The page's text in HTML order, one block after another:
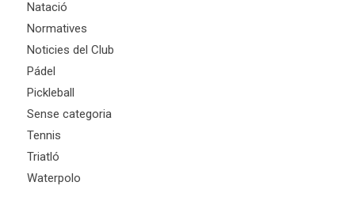
Natació
Normatives
Noticies del Club
Pádel
Pickleball
Sense categoria
Tennis
Triatló
Waterpolo